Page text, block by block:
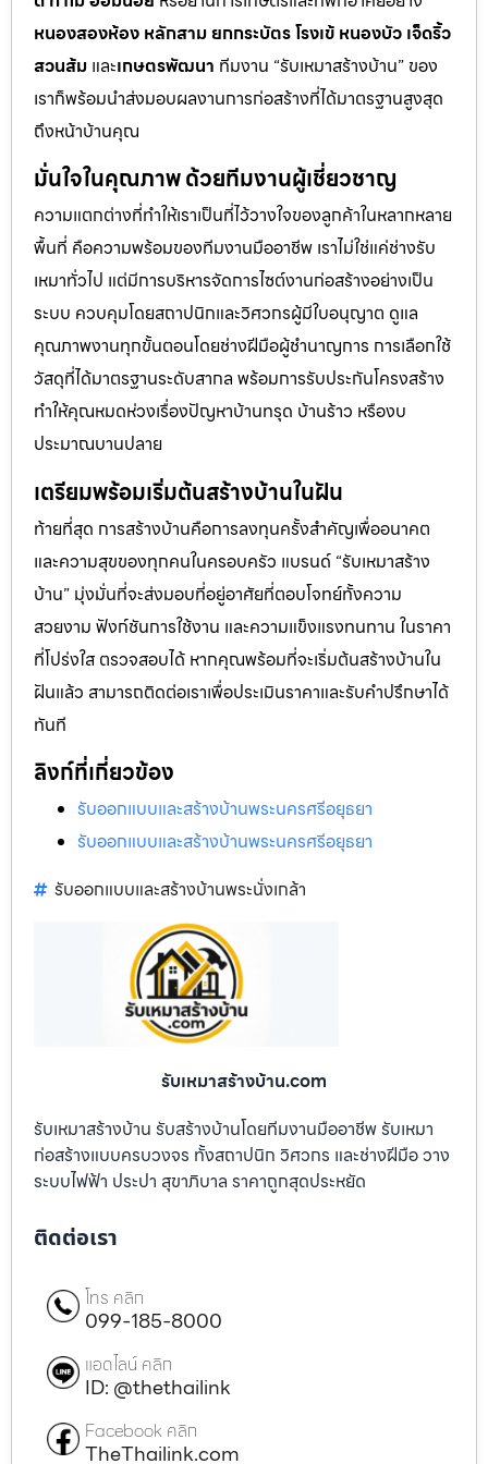
หนองสองห้อง หลักสาม ยกกระบัตร โรงเข้ หนองบัว เจ็ดริ้ว
สวนส้ม และเกษตรพัฒนา ทีมงาน “รับเหมาสร้างบ้าน” ของ
เราก็พร้อมนำส่งมอบผลงานการก่อสร้างที่ได้มาตรฐานสูงสุด
ถึงหน้าบ้านคุณ
มั่นใจในคุณภาพ ด้วยทีมงานผู้เชี่ยวชาญ
ความแตกต่างที่ทำให้เราเป็นที่ไว้วางใจของลูกค้าในหลากหลาย
พื้นที่ คือความพร้อมของทีมงานมืออาชีพ เราไม่ใช่แค่ช่างรับ
เหมาทั่วไป แต่มีการบริหารจัดการไซต์งานก่อสร้างอย่างเป็น
ระบบ ควบคุมโดยสถาปนิกและวิศวกรผู้มีใบอนุญาต ดูแล
คุณภาพงานทุกขั้นตอนโดยช่างฝีมือผู้ชำนาญการ การเลือกใช้
วัสดุที่ได้มาตรฐานระดับสากล พร้อมการรับประกันโครงสร้าง
ทำให้คุณหมดห่วงเรื่องปัญหาบ้านทรุด บ้านร้าว หรืองบ
ประมาณบานปลาย
เตรียมพร้อมเริ่มต้นสร้างบ้านในฝัน
ท้ายที่สุด การสร้างบ้านคือการลงทุนครั้งสำคัญเพื่ออนาคต
และความสุขของทุกคนในครอบครัว แบรนด์ “รับเหมาสร้าง
บ้าน” มุ่งมั่นที่จะส่งมอบที่อยู่อาศัยที่ตอบโจทย์ทั้งความ
สวยงาม ฟังก์ชันการใช้งาน และความแข็งแรงทนทาน ในราคา
ที่โปร่งใส ตรวจสอบได้ หากคุณพร้อมที่จะเริ่มต้นสร้างบ้านใน
ฝันแล้ว สามารถติดต่อเราเพื่อประเมินราคาและรับคำปรึกษาได้
ทันที
ลิงก์ที่เกี่ยวข้อง
รับออกแบบและสร้างบ้านพระนครศรีอยุธยา
รับออกแบบและสร้างบ้านพระนครศรีอยุธยา
รับออกแบบและสร้างบ้านพระนั่งเกล้า
รับเหมาสร้างบ้าน.com
รับเหมาสร้างบ้าน รับสร้างบ้านโดยทีมงานมืออาชีพ รับเหมา
ก่อสร้างแบบครบวงจร ทั้งสถาปนิก วิศวกร และช่างฝีมือ วาง
ระบบไฟฟ้า ประปา สุขาภิบาล ราคาถูกสุดประหยัด
ติดต่อเรา
โทร คลิก
099-185-8000
แอดไลน์ คลิก
ID: @thethailink
Facebook คลิก
TheThailink.com